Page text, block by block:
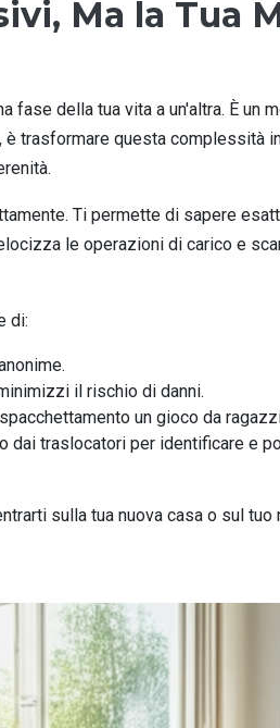
Ma la Tua
fase della tua vita a un'altra. È un
trasformare questa complessità
Ti permette di sapere
le operazioni di carico e
di:
il rischio di danni.
un gioco da
dai traslocatori per identificare e
sulla tua nuova casa o sul tuo